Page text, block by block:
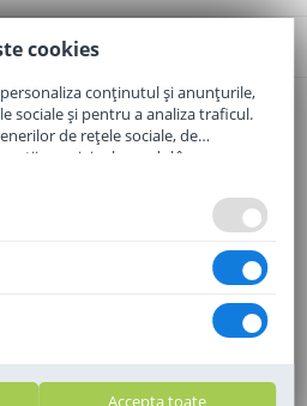
Jud. Bihor
cookies
conținutul și anunțurile,
sociale și pentru a analiza traficul.
de rețele sociale, de
cu privire la modul în care
pot combina cu alte informații
Accepta toate